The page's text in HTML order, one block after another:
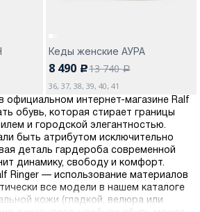
Кеды женские АУРА
8 490 c13 740a
36, 37, 38, 39, 40, 41
официальном интернет-магазине Ralf
обувь, которая стирает границы
и городской элегантностью.
быть атрибутом исключительно
деталь гардероба современной
динамику, свободу и комфорт.
Ringer — использование материалов
все модели в нашем каталоге
кожи (гладкой, велюра или